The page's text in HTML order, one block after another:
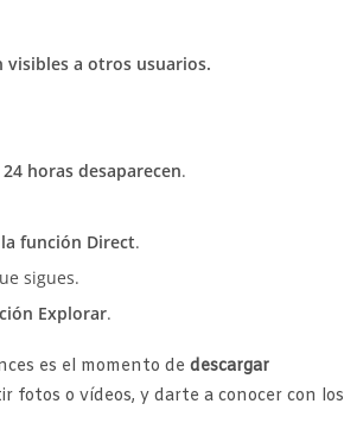
visibles a otros usuarios.
horas desaparecen.
función Direct.
sigues.
Explorar.
es el momento de descargar
fotos o vídeos, y darte a conocer con los